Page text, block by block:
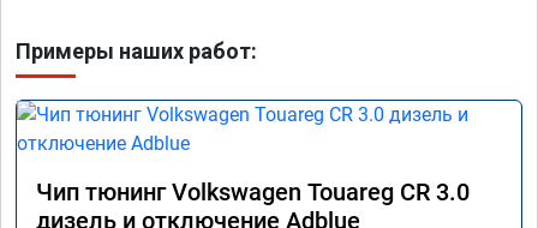
Примеры наших работ:
Чип тюнинг Volkswagen Touareg CR 3.0
дизель и отключение Adblue